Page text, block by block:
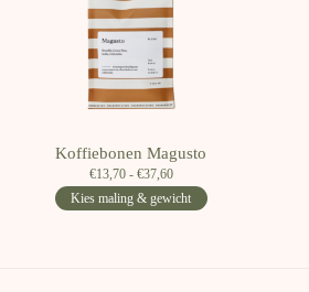
Koffiebonen Magusto
€13,70 - €37,60
Kies maling & gewicht